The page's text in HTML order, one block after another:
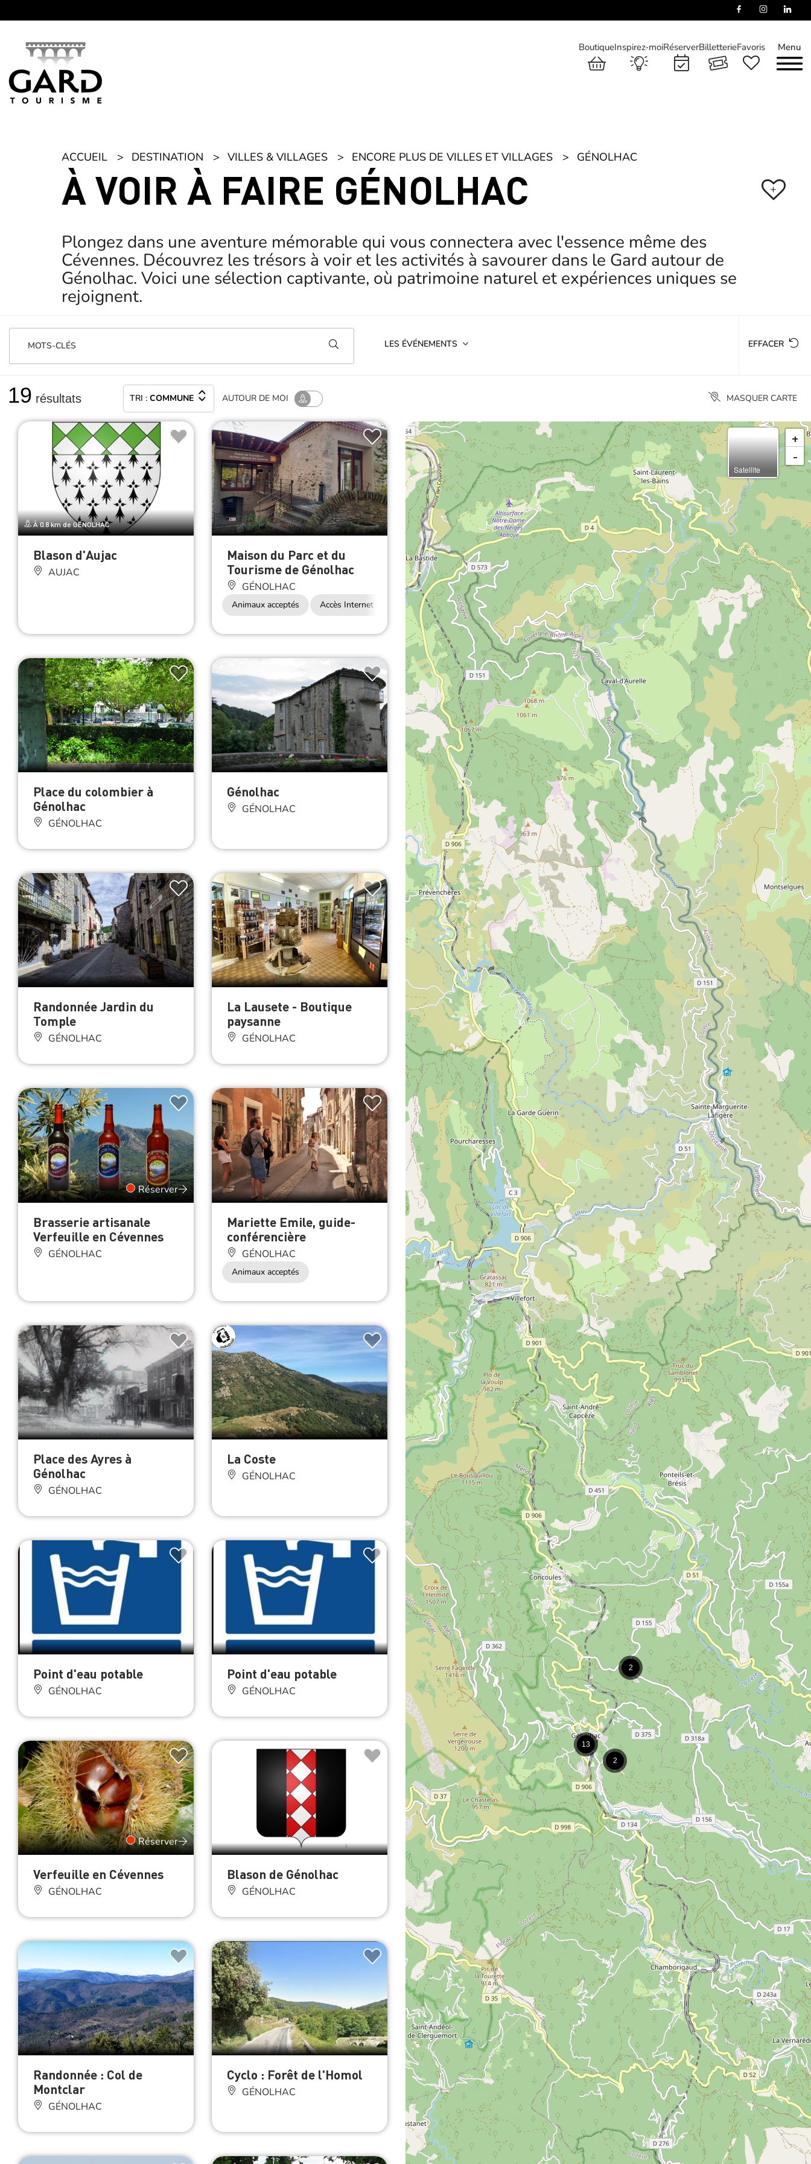
Menu
BoutiqueInspirez-moiRéserverBilletterieFavoris
ACCUEIL DESTINATION VILLES & VILLAGES ENCORE PLUS DE VILLES ET VILLAGES GÉNOLHAC
À VOIR À FAIRE GÉNOLHAC +
Plongez dans une aventure mémorable qui vous connectera avec l'essence même des
Cévennes. Découvrez les trésors à voir et les activités à savourer dans le Gard autour de
Génolhac. Voici une sélection captivante, où patrimoine naturel et expériences uniques se
rejoignent.
MOTS-CLÉS LES ÉVÉNEMENTS EFFACER
19 résultats TRI : COMMUNE AUTOUR DE MOI MASQUER CARTE
À 0.8 km de GENOLHAC
Blason d'Aujac
AUJAC
Maison du Parc et du
Tourisme de Génolhac
GÉNOLHAC
Animaux acceptés Accès Internet Wifi
Place du colombier à
Génolhac
GÉNOLHAC
Génolhac
GÉNOLHAC
Randonnée Jardin du
Tomple
GÉNOLHAC
La Lausete - Boutique
paysanne
GÉNOLHAC
Réserver
Brasserie artisanale
Verfeuille en Cévennes
GÉNOLHAC
Mariette Emile, guide-
conférencière
GÉNOLHAC
Animaux acceptés
Place des Ayres à
Génolhac
GÉNOLHAC
La Coste
GÉNOLHAC
Point d'eau potable
GÉNOLHAC
Point d'eau potable
GÉNOLHAC
Réserver
Verfeuille en Cévennes
GÉNOLHAC
Blason de Génolhac
GÉNOLHAC
Randonnée : Col de
Montclar
GÉNOLHAC
Cyclo : Forêt de l'Homol
GÉNOLHAC
2
2
13
+
-
Satellite